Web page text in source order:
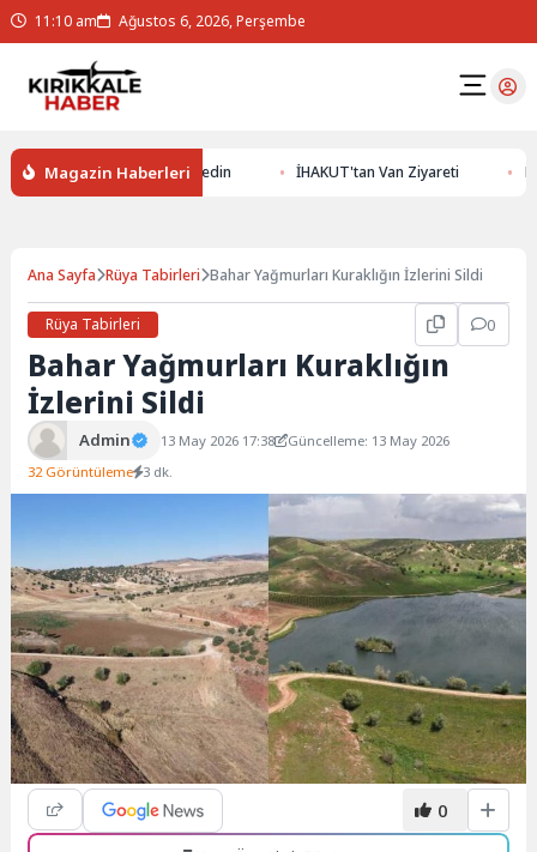
11:10 am Ağustos 6, 2026, Perşembe
Magazin Haberleri
Altının Gizemlerini Keşfedin İHAKUT'tan Van Ziyareti
Ana Sayfa Rüya Tabirleri Bahar Yağmurları Kuraklığın İzlerini Sildi
Rüya Tabirleri 0
Bahar Yağmurları Kuraklığın
İzlerini Sildi
Admin 13 May 2026 17:38
Güncelleme: 13 May 2026
32 Görüntüleme 3 dk.
0